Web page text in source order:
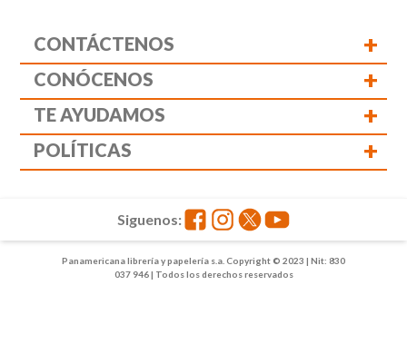
CONTÁCTENOS +
CONÓCENOS +
TE AYUDAMOS +
POLÍTICAS +
Panamericana librería y papelería s.a. Copyright © 2023 | Nit: 830
037 946 | Todos los derechos reservados
Siguenos: